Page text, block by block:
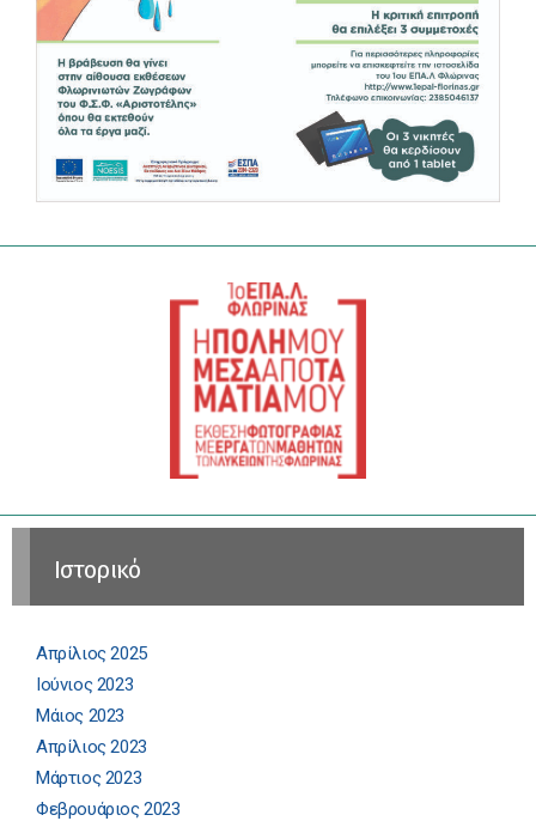
Ιστορικό
Απρίλιος 2025
Ιούνιος 2023
Μάιος 2023
Απρίλιος 2023
Μάρτιος 2023
Φεβρουάριος 2023